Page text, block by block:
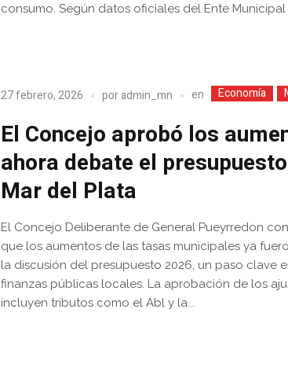
consumo. Según datos oficiales del Ente Municipal
27 febrero, 2026 poradmin_mn en Economía
El Concejo aprobó los
ahora debate el
Mar del Plata
El Concejo Deliberante de General Pueyrredon
que los aumentos de las tasas municipales ya
la discusión del presupuesto 2026, un paso clave
finanzas públicas locales. La aprobación de los
incluyen tributos como el Abl y la...